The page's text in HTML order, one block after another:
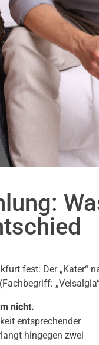
fest: Der „Kater“
nicht.
entsprechender
hingegen zwei